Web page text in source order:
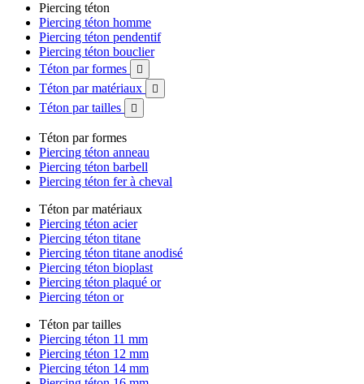
Piercing téton
Piercing téton homme
Piercing téton pendentif
Piercing téton bouclier
Téton par formes

Téton par matériaux 
Téton par tailles 
Téton par formes
Piercing téton anneau
Piercing téton barbell
Piercing téton fer à cheval
Téton par matériaux
Piercing téton acier
Piercing téton titane
Piercing téton titane anodisé
Piercing téton bioplast
Piercing téton plaqué or
Piercing téton or
Téton par tailles
Piercing téton 11 mm
Piercing téton 12 mm
Piercing téton 14 mm